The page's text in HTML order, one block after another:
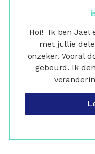
Hoi! Ik ben Jael
met jullie
onzeker. Vooral
gebeurd. Ik